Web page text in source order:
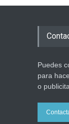
Puedes
para
o